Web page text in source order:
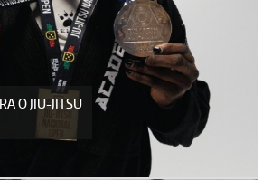
O JIU-JITSU